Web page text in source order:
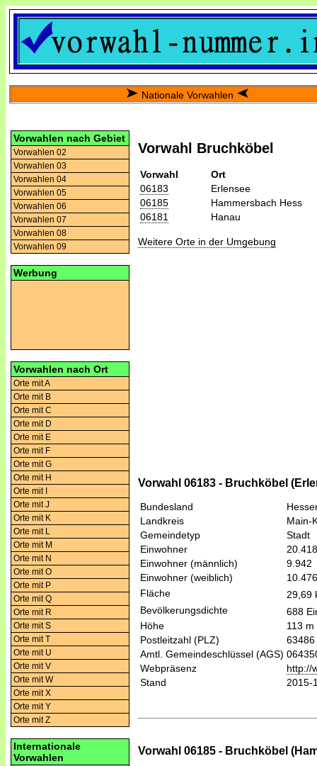
Nationale Vorwahlen
Vorwahlen nach Gebiet
Vorwahlen 02
Vorwahlen 03
Vorwahlen 04
Vorwahlen 05
Vorwahlen 06
Vorwahlen 07
Vorwahlen 08
Vorwahlen 09
Werbung
Vorwahlen nach Ort
Orte mit A
Orte mit B
Orte mit C
Orte mit D
Orte mit E
Orte mit F
Orte mit G
Orte mit H
Orte mit I
Orte mit J
Orte mit K
Orte mit L
Orte mit M
Orte mit N
Orte mit O
Orte mit P
Orte mit Q
Orte mit R
Orte mit S
Orte mit T
Orte mit U
Orte mit V
Orte mit W
Orte mit X
Orte mit Y
Orte mit Z
Internationale
Vorwahlen
Vorwahl Bruchköbel
Vorwahl
Ort
06183
Erlensee
06185
Hammersbach Hess
06181
Hanau
Weitere Orte in der Umgebung
Vorwahl 06183 - Bruchköbel
Bundesland
Landkreis
Main-
Gemeindetyp
Stadt
Einwohner
20.418
Einwohner (männlich)
9.942
Einwohner (weiblich)
10.476
Fläche
29,69
Bevölkerungsdichte
688
Höhe
113 m
Postleitzahl (PLZ)
63486
Amtl. Gemeindeschlüssel (AGS)
Webpräsenz
http://
Stand
2015-
Vorwahl 06185 - Bruchköbel